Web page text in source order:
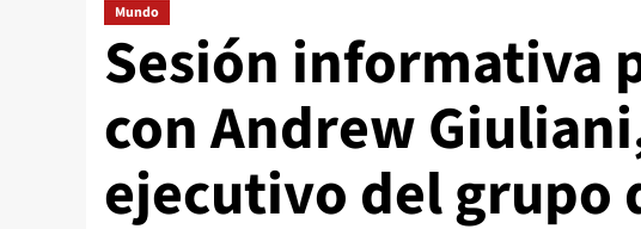
Mundo
Sesión informativa
con Andrew
ejecutivo del grupo